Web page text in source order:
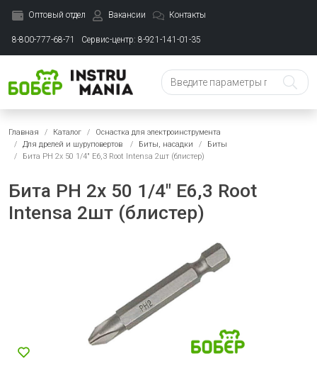
Оптовый отдел Вакансии Контакты
8-800-777-68-71 Сервис-центр: 8-921-141-01-35
Главная Каталог
Оснастка для электроинструмента
Для дрелей и шуруповертов
Биты, насадки
Биты
Бита PH 2x 50 1/4" E6,3 Root Intensa 2шт (блистер)
Бита PH 2x 50 1/4" E6,3 Root
Intensa 2шт (блистер)